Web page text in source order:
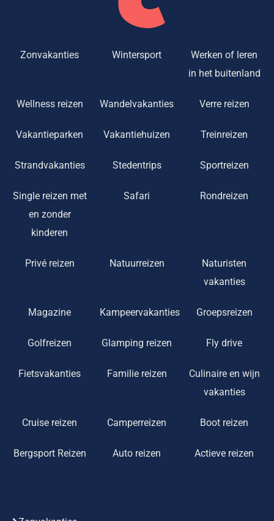
Zonvakanties Wintersport
Werken of leren
in het buitenland
Wellness reizen Wandelvakanties Verre reizen
Vakantieparken Vakantiehuizen Treinreizen
Strandvakanties Stedentrips Sportreizen
Single reizen met
en zonder
kinderen
Safari Rondreizen
Privé reizen Natuurreizen
Naturisten
vakanties
Magazine Kampeervakanties Groepsreizen
Golfreizen Glamping reizen Fly drive
Fietsvakanties Familie reizen
Culinaire en wijn
vakanties
Cruise reizen Camperreizen Boot reizen
Bergsport Reizen Auto reizen Actieve reizen